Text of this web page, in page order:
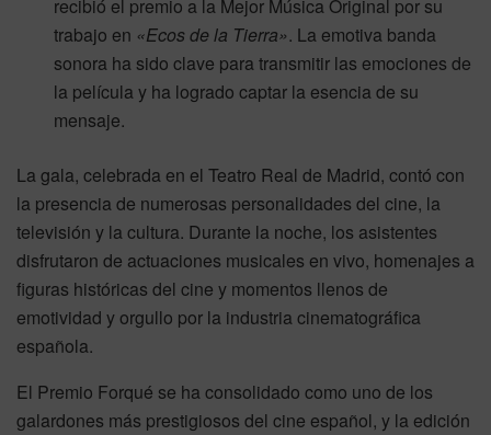
recibió el premio a la Mejor Música Original por su
trabajo en «Ecos de la Tierra». La emotiva banda
sonora ha sido clave para transmitir las emociones de
la película y ha logrado captar la esencia de su
mensaje.
La gala, celebrada en el Teatro Real de Madrid, contó con
la presencia de numerosas personalidades del cine, la
televisión y la cultura. Durante la noche, los asistentes
disfrutaron de actuaciones musicales en vivo, homenajes a
figuras históricas del cine y momentos llenos de
emotividad y orgullo por la industria cinematográfica
española.
El Premio Forqué se ha consolidado como uno de los
galardones más prestigiosos del cine español, y la edición